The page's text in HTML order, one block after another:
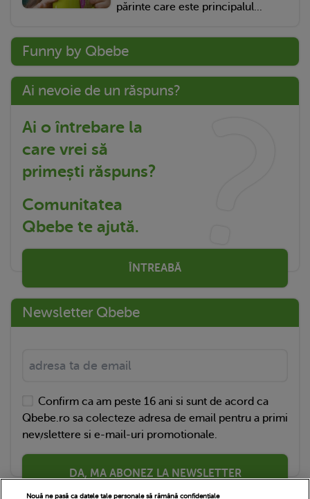
părinte care este principalul...
Funny by Qbebe
Ai nevoie de un răspuns?
Ai o întrebare la
care vrei să
primești răspuns?
Comunitatea
Qbebe te ajută.
ÎNTREABĂ
Newsletter Qbebe
Confirm ca am peste 16 ani si sunt de acord ca
Qbebe.ro sa colecteze adresa de email pentru a primi
newslettere si e-mail-uri promotionale.
DA, MA ABONEZ LA NEWSLETTER
Nouă ne pasă ca datele tale personale să rămână confidențiale